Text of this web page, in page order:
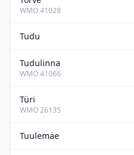
WMO41028
Tudu
Tudulinna
WMO41066
Türi
WMO26135
Tuulemäe